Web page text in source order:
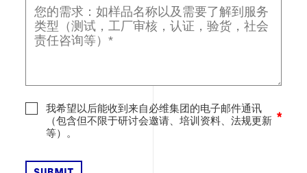
我希望以后能收到来自必维集团的电子邮件通讯
（包含但不限于研讨会邀请、培训资料、法规更新
等）。